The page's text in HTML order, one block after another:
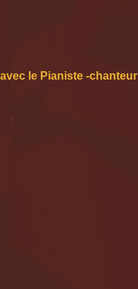
le Pianiste -chanteur